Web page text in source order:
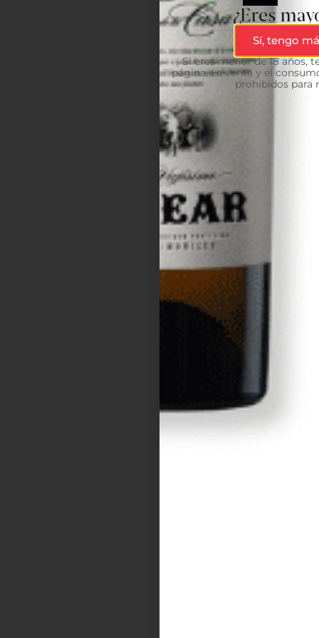
¿Eres
Sí, tengo
Si eres menor de 18 años,
página. La venta y el
prohibidos para